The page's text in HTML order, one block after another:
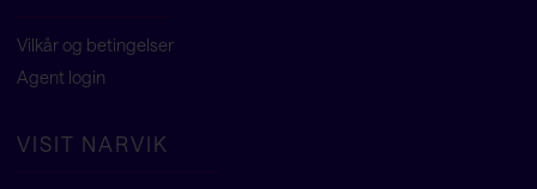
Vilkår og betingelser
Agent login
VISIT NARVIK